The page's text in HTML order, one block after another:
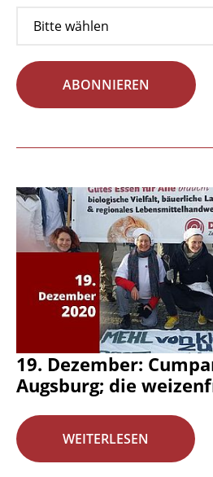
ABONNIEREN
19. Dezember:
Augsburg; die
WEITERLESEN